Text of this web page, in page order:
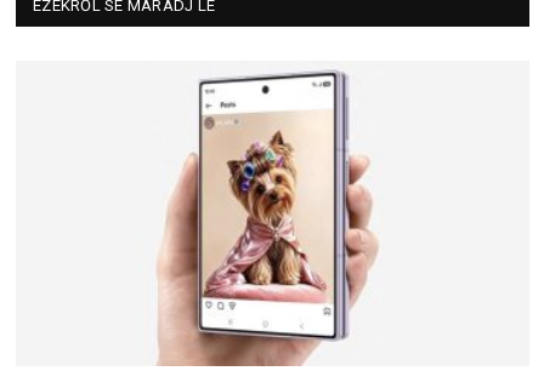
EZEKRŐL SE MARADJ LE